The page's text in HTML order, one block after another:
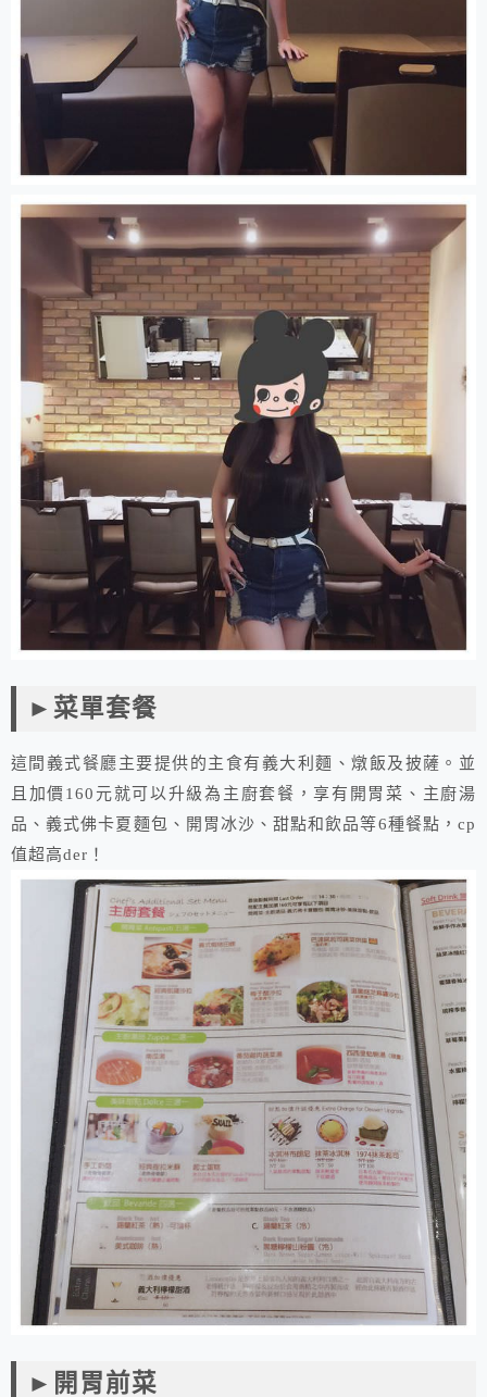
►菜單套餐
這間義式餐廳主要提供的主食有義大利麵、燉飯及披薩。並
且加價160元就可以升級為主廚套餐，享有開胃菜、主廚湯
品、義式佛卡夏麵包、開胃冰沙、甜點和飲品等6種餐點，cp
值超高der！
►開胃前菜